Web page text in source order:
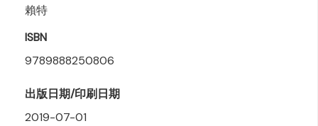
賴特
ISBN
9789888250806
出版日期/印刷日期
2019-07-01